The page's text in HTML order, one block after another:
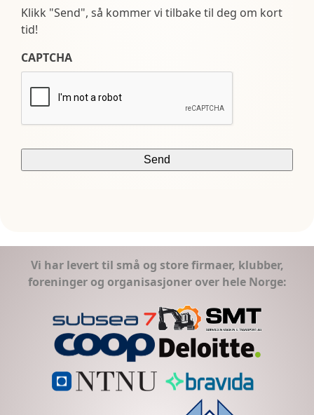
Klikk "Send", så kommer vi tilbake til deg om kort
tid!
CAPTCHA
Vi har levert til små og store firmaer, klubber,
foreninger og organisasjoner over hele Norge: